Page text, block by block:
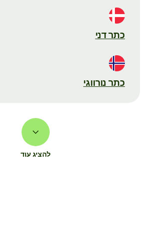
כתר דני
כתר נורווגי
להציג עוד